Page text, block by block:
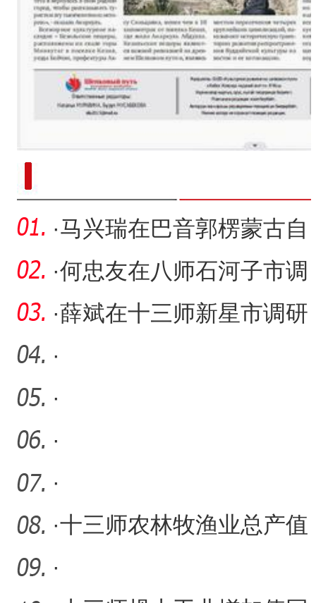
·马兴瑞在巴音郭楞蒙古自
治州和兵团铁门关市调研
·何忠友在八师石河子市调
研
·薛斌在十三师新星市调研
·
·
·
·
·十三师农林牧渔业总产值
同比增长11.1%
·